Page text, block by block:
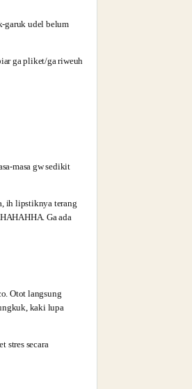
garuk udel belum
ga pliket/ga riweuh
masa gw sedikit
ih lipstiknya terang
Ga ada
Otot langsung
kaki lupa
stres secara